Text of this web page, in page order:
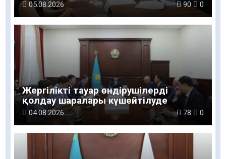
жобасы талқыланды
05.08.2026 90 0
Жергілікті тауар өндірушілерді
қолдау шаралары күшейтілуде
04.08.2026 78 0